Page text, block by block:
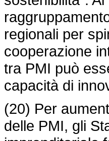
regionali per
cooperazione
tra PMI può
capacità di
(20) Per
delle PMI, gli